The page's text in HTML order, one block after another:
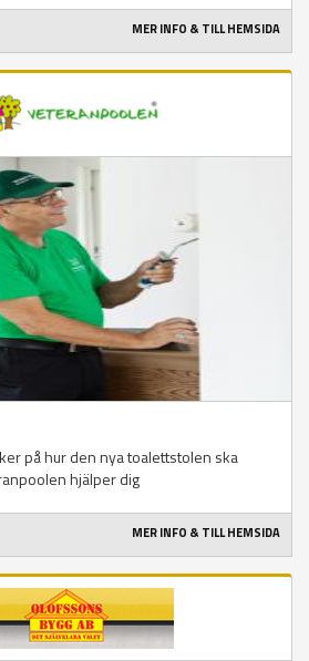
MER INFO & TILL HEMSIDA
på hur den nya toalettstolen ska
hjälper dig
MER INFO & TILL HEMSIDA